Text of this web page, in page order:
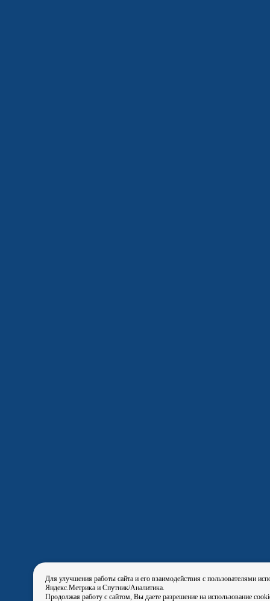
Для улучшения работы сайта и его взаимодействия с пользователями
Яндекс.Метрика и Спутник/Аналитика.
Продолжая работу с сайтом, Вы даете разрешение на использование